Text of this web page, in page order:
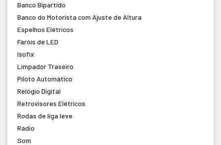
Banco Bipartido
Banco do Motorista com Ajuste de Altura
Espelhos Elétricos
Faróis de LED
Isofix
Limpador Traseiro
Piloto Automático
Relógio Digital
Retrovisores Elétricos
Rodas de liga leve
Rádio
Som